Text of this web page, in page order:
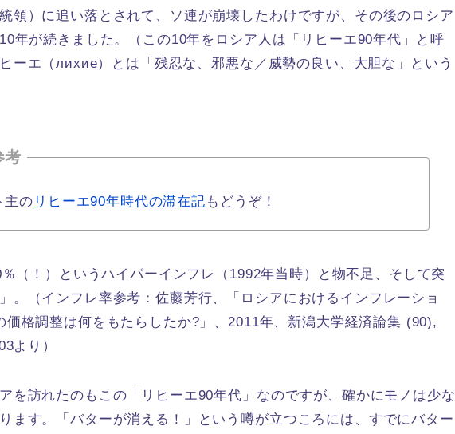
領）に追い落とされて、ソ連が崩壊したわけですが、その後のロシア
年が続きました。（この10年をロシア人は「リヒーエ90年代」と呼
ーエ（лихие）とは「残忍な、邪悪な／威勢の良い、大胆な」という
主の リヒーエ90年時代の滞在記 もどうぞ！
（！）というハイパーインフレ（1992年当時）と物不足、そして突
。（インフレ率参考：佐藤芳行、「ロシアにおけるインフレーショ
価格調整は何をもたらしたか?」、2011年、 新潟大学経済論集 (90),
より ）
を訪れたのもこの「リヒーエ90年代」なのですが、確かにモノは少な
ます。「バターが消える！」という噂が立つころには、すでにバター